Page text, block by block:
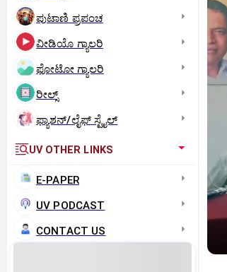
ಪುಟಾಣಿ ಪ್ರಪಂಚ
ವೀಡಿಯೊ ಗ್ಯಾಲರಿ
ಫೋಟೋ ಗ್ಯಾಲರಿ
ರೀಲ್ಸ್
ಫ್ಯಾಶನ್/ಲೈಫ್‌ ಸ್ಟೈಲ್
UV OTHER LINKS
E-PAPER
UV PODCAST
CONTACT US